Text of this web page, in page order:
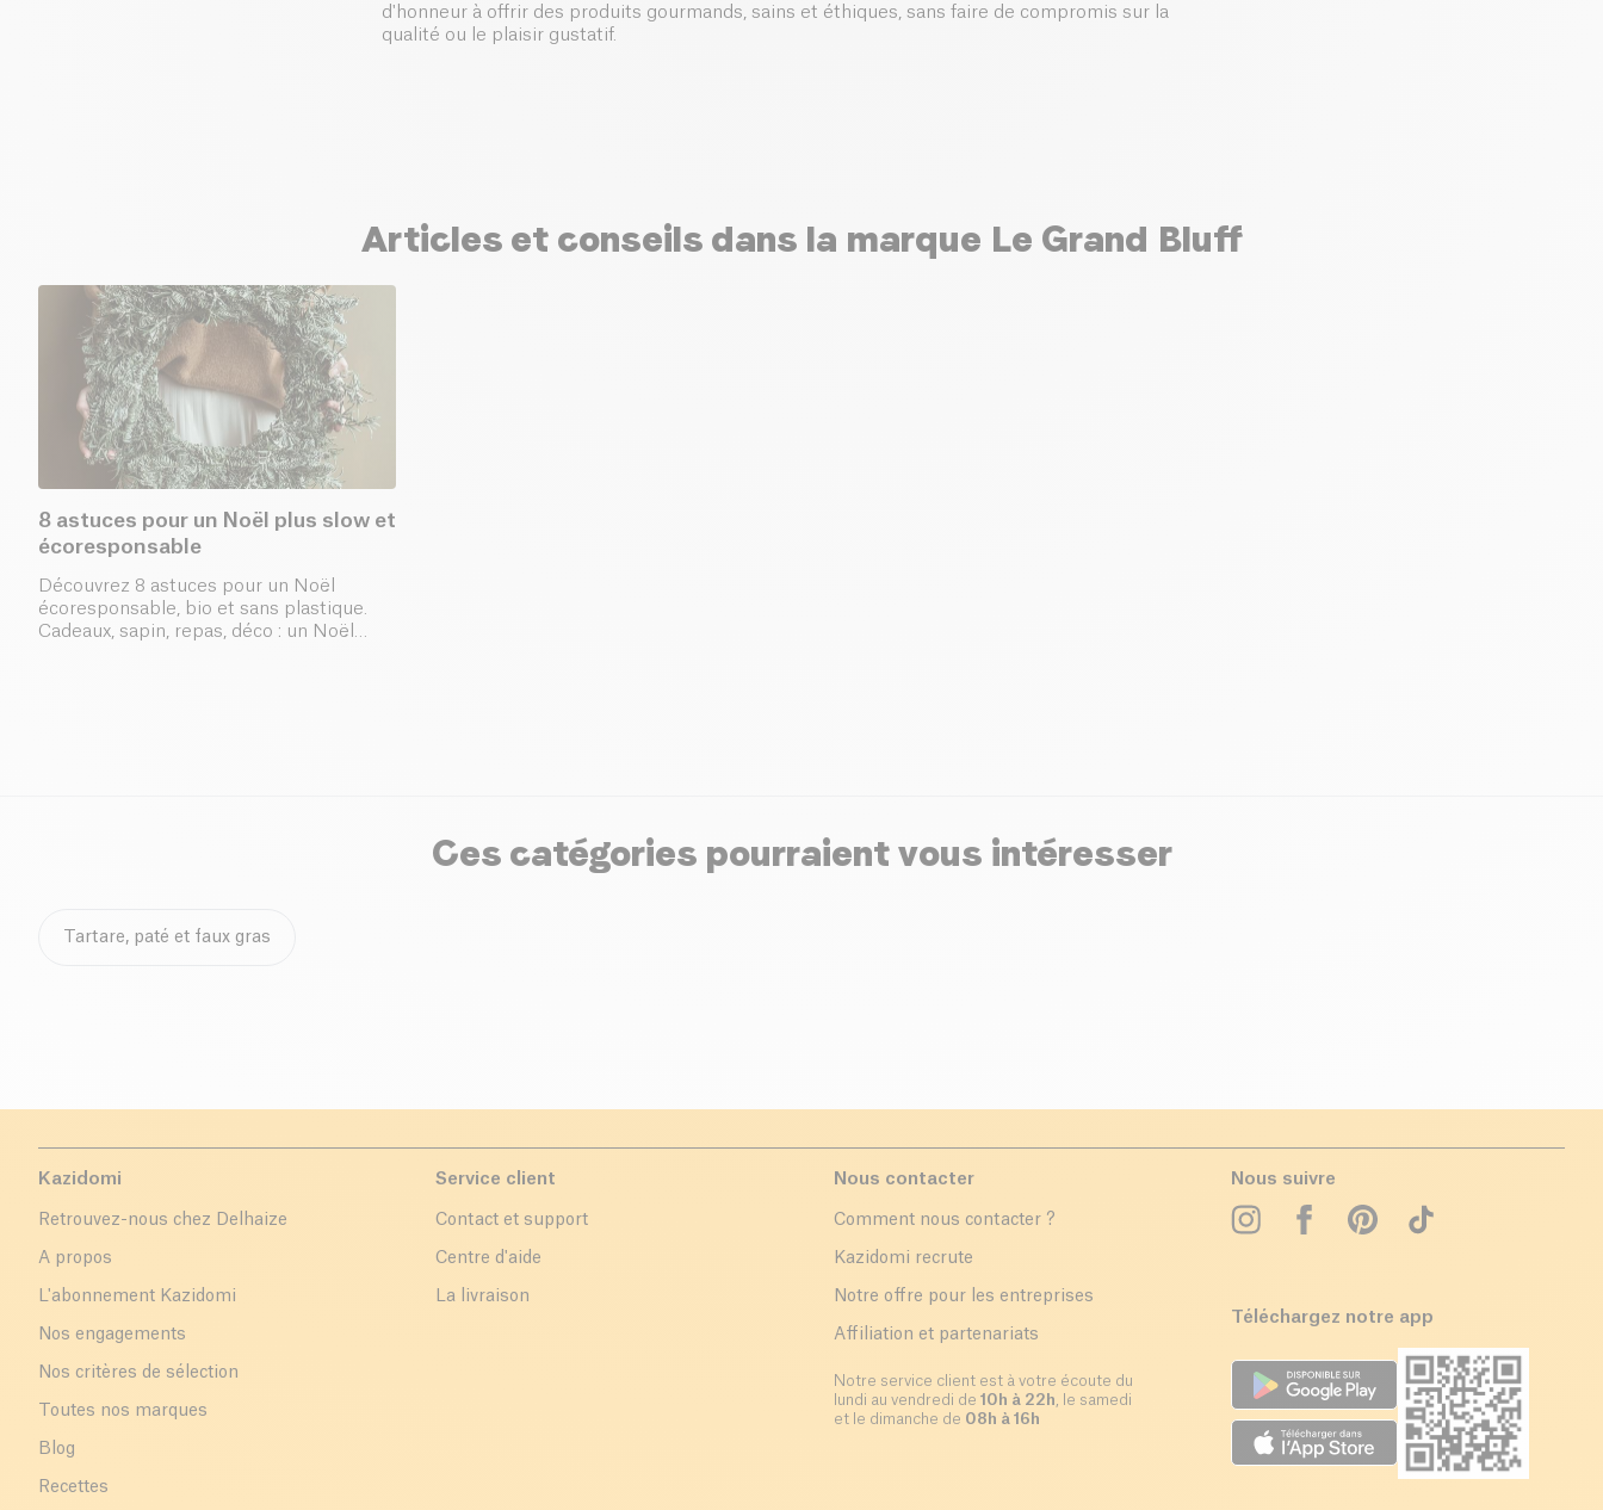
d'honneur à offrir des produits gourmands, sains et éthiques, sans faire de compromis sur la
qualité ou le plaisir gustatif.
Articles et conseils dans la marque Le Grand Bluff
8 astuces pour un Noël plus slow et
écoresponsable
Découvrez 8 astuces pour un Noël
écoresponsable, bio et sans plastique.
Cadeaux, sapin, repas, déco : un Noël
Ces catégories pourraient vous intéresser
Tartare, paté et faux gras
Kazidomi
Retrouvez-nous chez Delhaize
A propos
L'abonnement Kazidomi
Nos engagements
Nos critères de sélection
Toutes nos marques
Blog
Recettes
Service client
Contact et support
Centre d'aide
La livraison
Nous contacter
Comment nous contacter ?
Kazidomi recrute
Notre offre pour les entreprises
Affiliation et partenariats
Notre service client est à votre écoute du
lundi au vendredi de 10h à 22h , le samedi
et le dimanche de 08h à 16h
Nous suivre
Téléchargez notre app